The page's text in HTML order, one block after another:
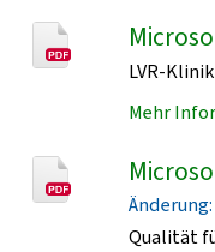
LVR-
Mehr
Änderung:
Qualität